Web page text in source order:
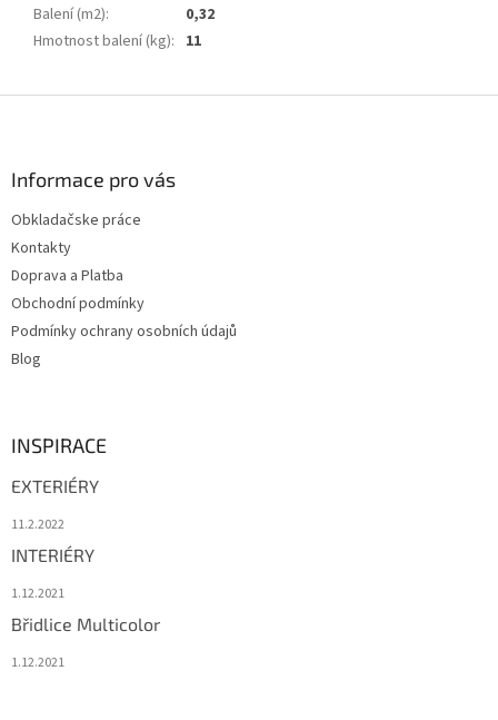
Balení (m2):
0,32
Hmotnost balení (kg): 11
Informace pro vás
Obkladačske práce
Kontakty
Doprava a Platba
Obchodní podmínky
Podmínky ochrany osobních údajů
Blog
INSPIRACE
EXTERIÉRY
11.2.2022
INTERIÉRY
1.12.2021
Břidlice Multicolor
1.12.2021